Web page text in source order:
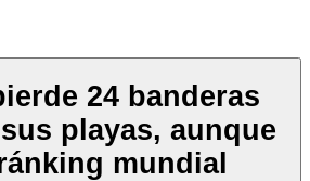
24 banderas
playas, aunque
mundial